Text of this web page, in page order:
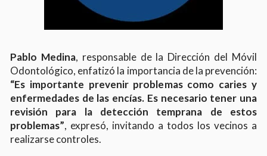
Pablo Medina, responsable de la Dirección del Móvil
Odontológico, enfatizó la importancia de la prevención:
“Es importante prevenir problemas como caries y
enfermedades de las encías. Es necesario tener una
revisión para la detección temprana de estos
problemas”, expresó, invitando a todos los vecinos a
realizarse controles.